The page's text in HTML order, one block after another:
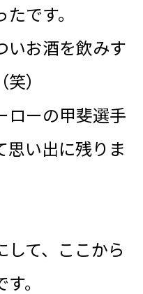
です。
いお酒を飲みす
）
ローの甲斐選手
思い出に残りま
して、ここから
。